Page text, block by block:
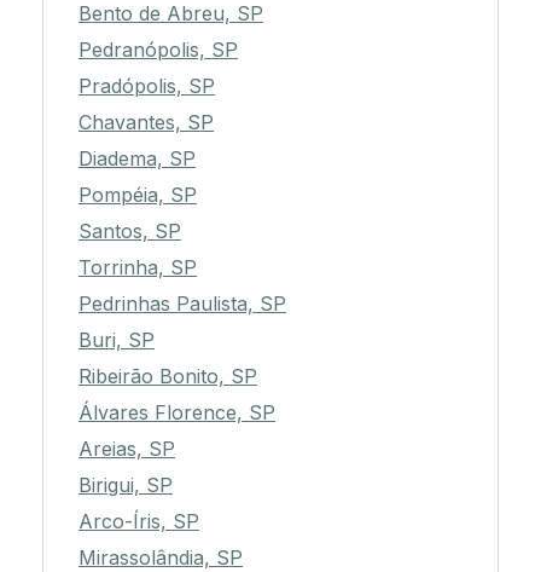
Bento de Abreu, SP
Pedranópolis, SP
Pradópolis, SP
Chavantes, SP
Diadema, SP
Pompéia, SP
Santos, SP
Torrinha, SP
Pedrinhas Paulista, SP
Buri, SP
Ribeirão Bonito, SP
Álvares Florence, SP
Areias, SP
Birigui, SP
Arco-Íris, SP
Mirassolândia, SP